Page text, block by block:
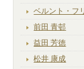
ベルント・フ
前田 青邨
益田 芳徳
松井 康成